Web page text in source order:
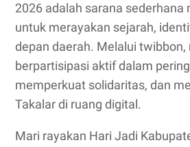
2026 adalah sarana sederhana
untuk merayakan sejarah,
depan daerah. Melalui
berpartisipasi aktif dalam
memperkuat solidaritas, dan
Takalar di ruang digital.
Mari rayakan Hari Jadi